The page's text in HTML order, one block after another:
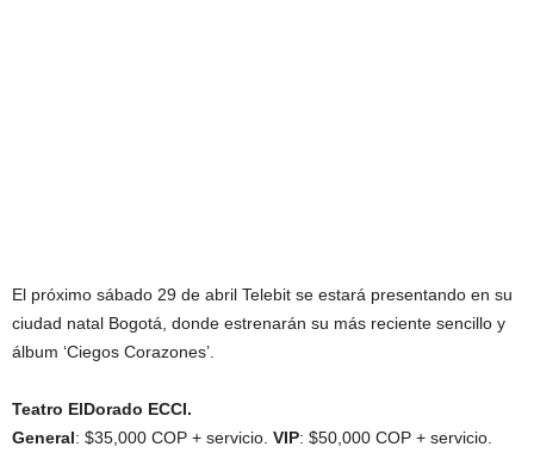
El próximo sábado 29 de abril Telebit se estará presentando en su
ciudad natal Bogotá, donde estrenarán su más reciente sencillo y
álbum ‘Ciegos Corazones’.
Teatro ElDorado ECCI.
General: $35,000 COP + servicio. VIP: $50,000 COP + servicio.